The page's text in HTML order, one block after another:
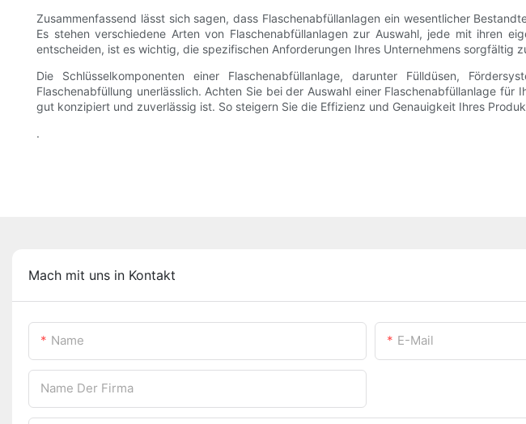
Zusammenfassend lässt sich sagen, dass Flaschenabfüllanlagen ein wesentlicher
Es stehen verschiedene Arten von Flaschenabfüllanlagen zur Auswahl, jede mit ihren
entscheiden, ist es wichtig, die spezifischen Anforderungen Ihres Unternehmens
Die Schlüsselkomponenten einer Flaschenabfüllanlage, darunter Fülldüsen,
Flaschenabfüllung unerlässlich. Achten Sie bei der Auswahl einer Flaschenabfüllanlage
gut konzipiert und zuverlässig ist. So steigern Sie die Effizienz und Genauigkeit Ihres
.
Mach mit uns in Kontakt
Name E-Mail
Name Der Firma